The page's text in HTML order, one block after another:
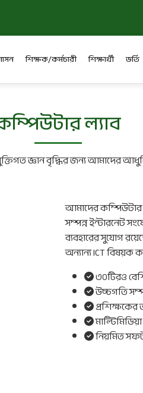
শিক্ষক/কর্মচারী শিক্ষার্থী ভর্তি
ল্যাব
জ্ঞান বৃদ্ধির জন্য আমাদের
আমাদের কম্পিউটার
সম্পন্ন ইন্টারনেট
ব্যবহারের সুযোগ
অন্যান্য ICT বিষয়ক
৩০টিরও
উচ্চগতি
প্রশিক্ষকের
নিয়মিত